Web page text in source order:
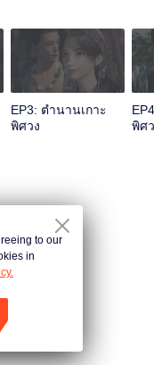
EP3: ตำนานเกาะ
พิศวง
พิศ
าร
to our
in